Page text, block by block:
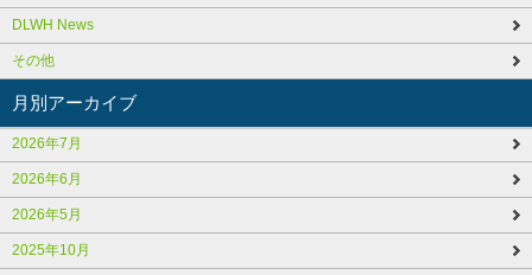
DLWH News
その他
月別アーカイブ
2026年7月
2026年6月
2026年5月
2025年10月